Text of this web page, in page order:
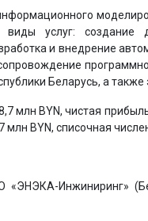
услуг: создание
и внедрение
Беларусь, а также
млн BYN, чистая
BYN, списочная
Инжиниринг»